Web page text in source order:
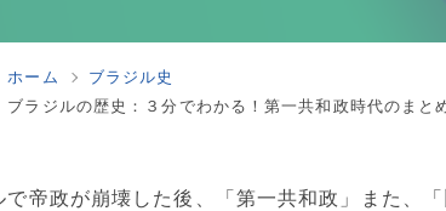
ホーム
ブラジル史
ブラジルの歴史：３分でわかる！第一共和政時代のまと
で帝政が崩壊した後、「第一共和政」また、